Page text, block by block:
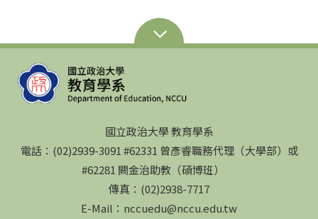
國立政治大學 教育學系
電話：(02)2939-3091 #62331 曾彥睿職務代理（大學部）或
#62281 闕金治助教（碩博班）
傳真：(02)2938-7717
E-Mail：nccuedu@nccu.edu.tw